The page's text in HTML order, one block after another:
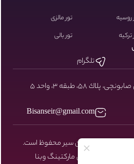
روسیه
تور مالزی
ترکیه تور بالی
تلگرام
٥٨، طبقه ٣، واحد ٥
Bisanseir@gmail.com
سایت نزد بیسان سیر محفوظ است.
شرکت دیجیتال مارکتینگوبنا